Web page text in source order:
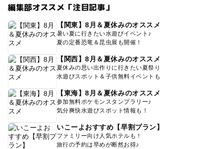
編集部オススメ「注目記事」
【関東】8月＆夏休みのオススメ
暑い夏に行きたい水遊びイベント♪
夏の定番恐竜＆昆虫展も開催！
【関西】8月＆夏休みのオススメ
夏休みの思い出作りに行きたい夏祭り
水遊びスポット＆子供無料イベントも
【東海】8月＆夏休みのオススメ
参加無料ポケモンスタンプラリー♪
気分爽快水遊びスポット情報も！
いこーよおすすめ【早割プラン】
ファミリー向け人気ホテルも！
旅行の予約は早めが断然お得♪